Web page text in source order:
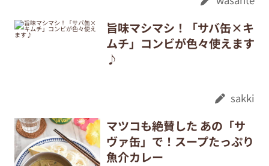
旨味マシマシ！「サバ缶×キ
ムチ」コンビが色々使えます
♪
sakki
マツコも絶賛した あの「サ
ヴァ缶」で！スープたっぷり
魚介カレー